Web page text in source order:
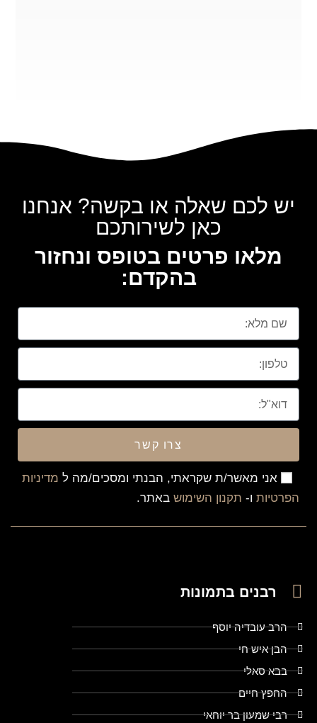
יש לכם שאלה או בקשה? אנחנו
כאן לשירותכם
מלאו פרטים בטופס ונחזור
בהקדם:
אני מאשר/ת שקראתי, הבנתי ומסכים/מה ל מדיניות
הפרטיות ו- תקנון השימוש באתר.
צרו קשר
רבנים בתמונות
הרב עובדיה יוסף
הבן איש חי
בבא סאלי
החפץ חיים
רבי שמעון בר יוחאי